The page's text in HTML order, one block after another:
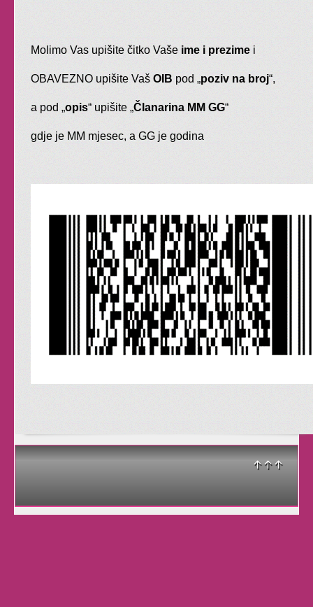
OPIP širi ponudu i
Želimo biti dom radosti svima koji
Sad, pored
tribal fusion,Zen Yogu,
pokretom, ples za djecu,
Dramatuljke i otkrivanje
vaše ženstvenosti.
A imamo i individualne
satove za sramežljive,
posebne i zauzete :)
bilo kojeg našega tečaja,
Radujemo vam se !
↑↑↑
Molimo Vas upišite čitko Vaše ime i prezime i
OBAVEZNO upišite VašOIB pod „poziv na broj“,
a pod „opis“ upišite „Članarina MM GG“
gdje je MM mjesec, a GG je godina